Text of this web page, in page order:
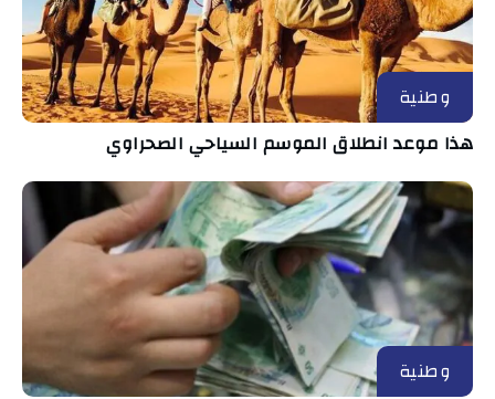
وطنية
هذا موعد انطلاق الموسم السياحي الصحراوي
وطنية